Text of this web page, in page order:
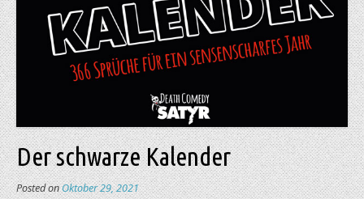
Der schwarze Kalender
Posted onOktober 29, 2021